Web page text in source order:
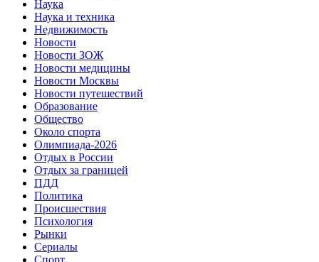
Наука
Наука и техника
Недвижимость
Новости
Новости ЗОЖ
Новости медицины
Новости Москвы
Новости путешествий
Образование
Общество
Около спорта
Олимпиада-2026
Отдых в России
Отдых за границей
ПДД
Политика
Происшествия
Психология
Рынки
Сериалы
Спорт